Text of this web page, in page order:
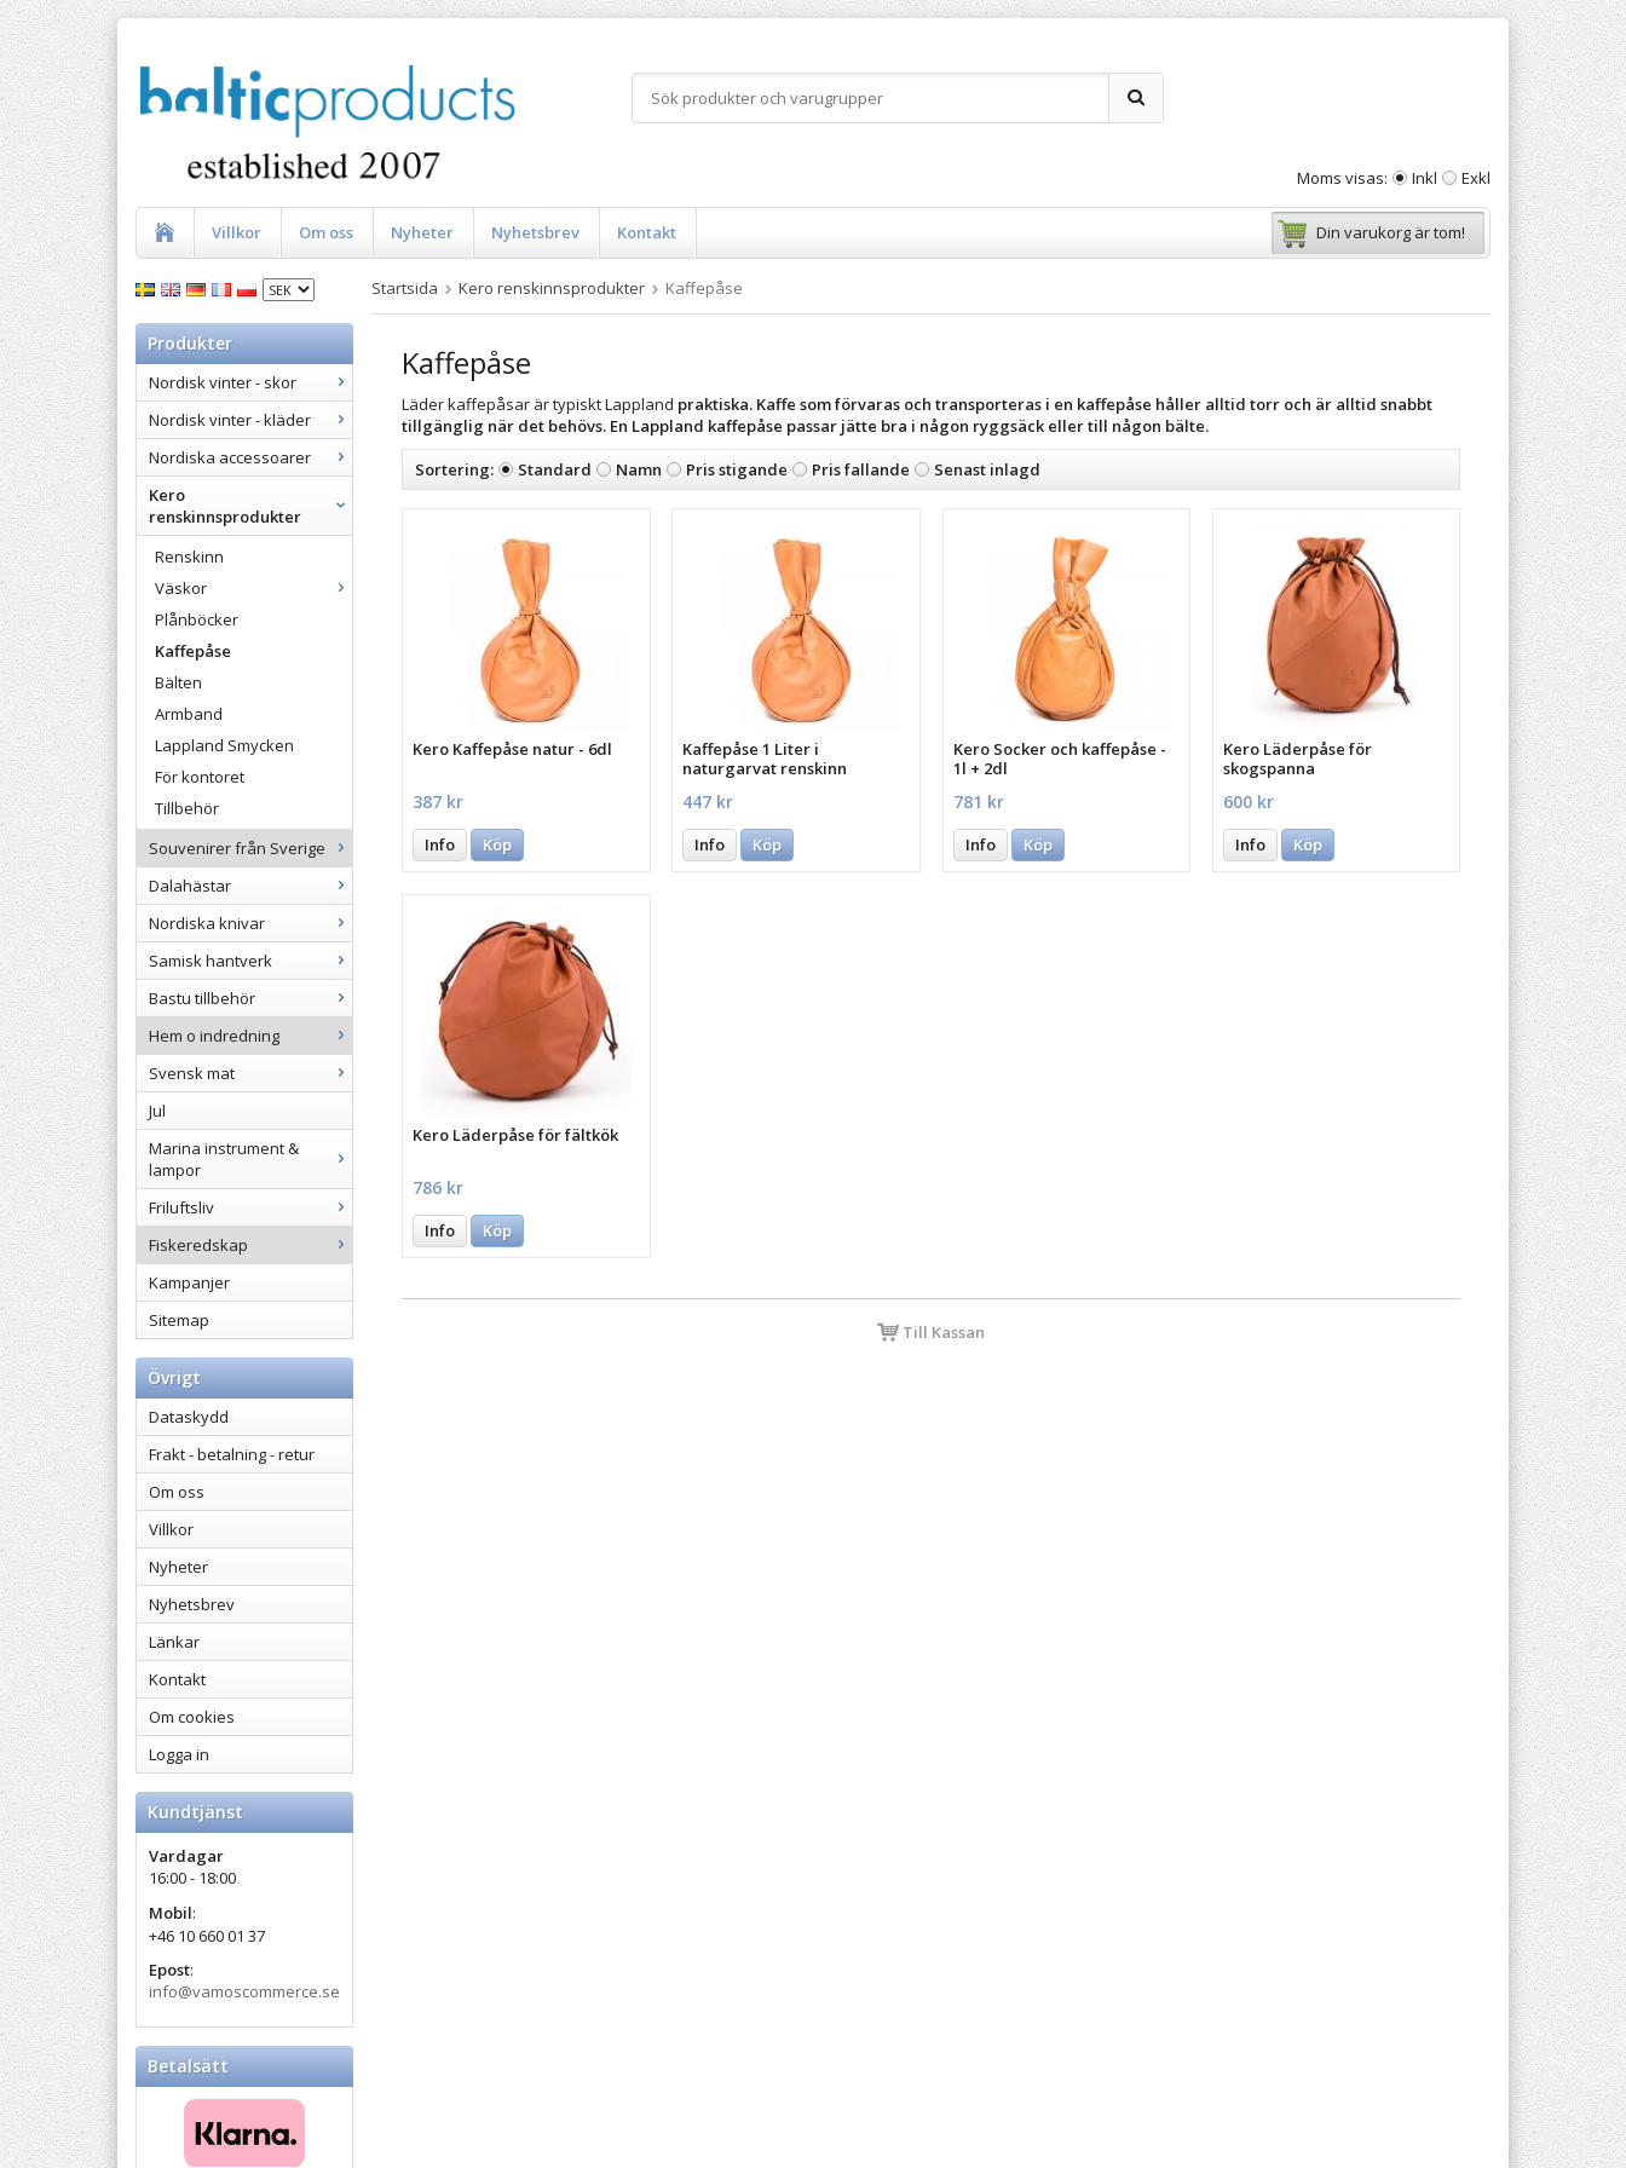
Moms visas: Inkl Exkl
Villkor Om oss Nyheter Nyhetsbrev Kontakt Din varukorg är tom!
Produkter
Nordisk vinter - skor
Nordisk vinter - kläder
Nordiska accessoarer
Kero
renskinnsprodukter
Renskinn
Väskor
Plånböcker
Kaffepåse
Bälten
Armband
Lappland Smycken
För kontoret
Tillbehör
Souvenirer från Sverige
Dalahästar
Nordiska knivar
Samisk hantverk
Bastu tillbehör
Hem o indredning
Svensk mat
Jul
Marina instrument &
lampor
Friluftsliv
Fiskeredskap
Kampanjer
Sitemap
Övrigt
Dataskydd
Frakt - betalning - retur
Om oss
Villkor
Nyheter
Nyhetsbrev
Länkar
Kontakt
Om cookies
Logga in
Kundtjänst
Vardagar
16:00 - 18:00
Mobil:
+46 10 660 01 37
Epost:
info@vamoscommerce.se
Betalsätt
Startsida Kero renskinnsprodukter Kaffepåse
Kaffepåse
Läder kaffepåsar är typiskt Lappland praktiska. Kaffe som förvaras och transporteras i en kaffepåse håller alltid torr och är alltid snabbt
tillgänglig när det behövs. En Lappland kaffepåse passar jätte bra i någon ryggsäck eller till någon bälte.
Sortering:
Standard Namn Pris stigande Pris fallande Senast inlagd
Kero Kaffepåse natur - 6dl
387 kr
Info Köp
Kaffepåse 1 Liter i
naturgarvat renskinn
447 kr
Info Köp
Kero Socker och kaffepåse -
1l + 2dl
781 kr
Info Köp
Kero Läderpåse för
skogspanna
600 kr
Info Köp
Kero Läderpåse för fältkök
786 kr
Info Köp
Till Kassan